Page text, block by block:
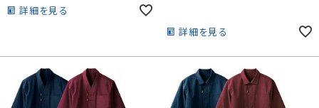
詳細を見る
詳細を見る